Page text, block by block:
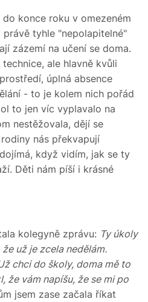
konce roku v omezeném
tyhle "nepolapitelné"
zázemí na učení se doma.
ale hlavně kvůli
úplná absence
- to je kolem nich pořád
to jen víc vyplavalo na
nestěžovala, dějí se
nás překvapují
když vidím, jak se ty
Děti nám píší i krásné
kolegyně zprávu: Ty úkoly
už je zcela nedělám.
chci do školy, doma mě to
že vám napíšu, že se mi po
jsem zase začala říkat